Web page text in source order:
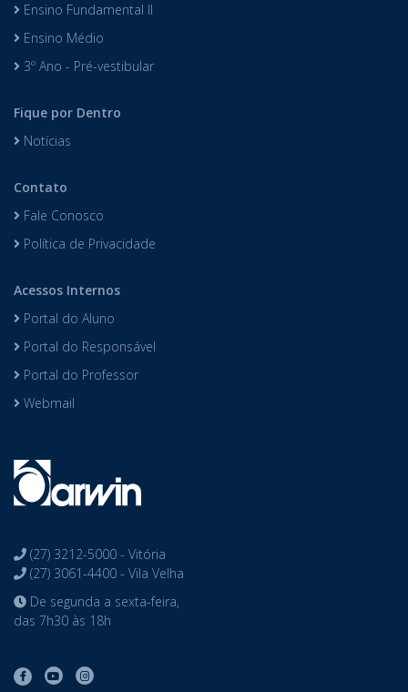
Ensino Fundamental II
Ensino Médio
3º Ano - Pré-vestibular
Fique por Dentro
Notícias
Contato
Fale Conosco
Política de Privacidade
Acessos Internos
Portal do Aluno
Portal do Responsável
Portal do Professor
Webmail
(27) 3212-5000 - Vitória
(27) 3061-4400 - Vila Velha
De segunda a sexta-feira,
das 7h30 às 18h